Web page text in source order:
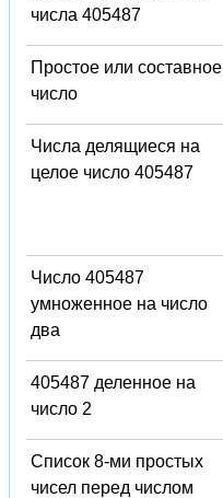
числа 405487
Простое или составное
число
Числа делящиеся на
целое число 405487
Число 405487
умноженное на число
два
405487 деленное на
число 2
Список 8-ми простых
чисел перед числом